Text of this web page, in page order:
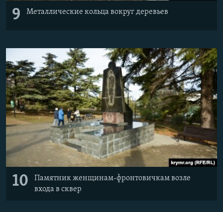
9 Металлические кольца вокруг деревьев
10
Памятник женщинам-фронтовичкам возле
входа в сквер